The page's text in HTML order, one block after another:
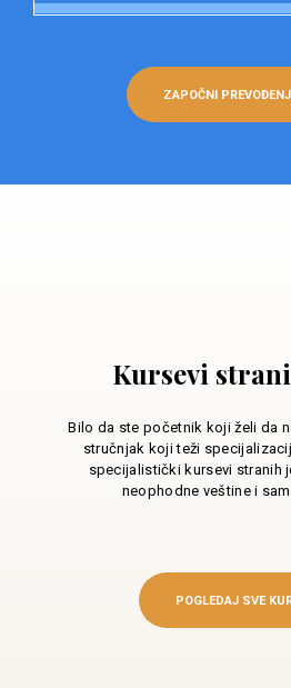
ZAPOČNI
Kursevi
Bilo da ste početnik koji želi da
stručnjak koji teži
specijalistički kursevi stranih
neophodne veštine i
POGLEDAJ SVE